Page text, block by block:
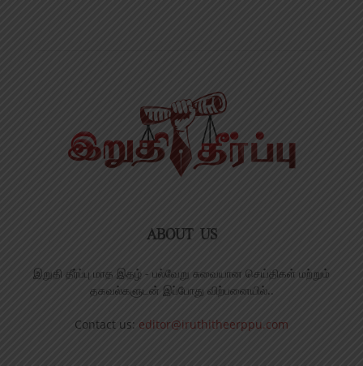
ABOUT US
இறுதி தீர்ப்பு மாத இதழ் - பல்வேறு சுவையான செய்திகள் மற்றும்
தகவல்களுடன் இப்போது விற்பனையில்..
Contact us: editor@iruthitheerppu.com